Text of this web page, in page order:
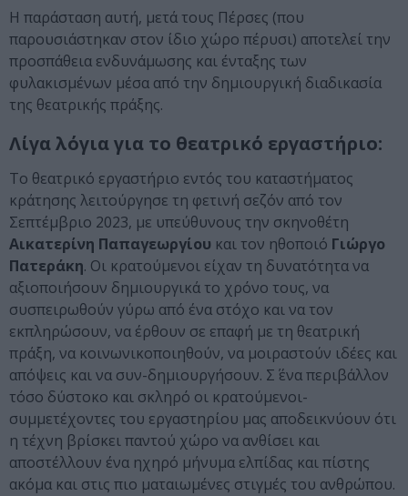
Η παράσταση αυτή, μετά τους Πέρσες (που
παρουσιάστηκαν στον ίδιο χώρο πέρυσι) αποτελεί την
προσπάθεια ενδυνάμωσης και ένταξης των
φυλακισμένων μέσα από την δημιουργική διαδικασία
της θεατρικής πράξης.
Λίγα λόγια για το θεατρικό εργαστήριο:
Το θεατρικό εργαστήριο εντός του καταστήματος
κράτησης λειτούργησε τη φετινή σεζόν από τον
Σεπτέμβριο 2023, με υπεύθυνους την σκηνοθέτη
Αικατερίνη Παπαγεωργίου και τον ηθοποιό Γιώργο
Πατεράκη. Οι κρατούμενοι είχαν τη δυνατότητα να
αξιοποιήσουν δημιουργικά το χρόνο τους, να
συσπειρωθούν γύρω από ένα στόχο και να τον
εκπληρώσουν, να έρθουν σε επαφή με τη θεατρική
πράξη, να κοινωνικοποιηθούν, να μοιραστούν ιδέες και
απόψεις και να συν-δημιουργήσουν. Σ΄ ένα περιβάλλον
τόσο δύστοκο και σκληρό οι κρατούμενοι-
συμμετέχοντες του εργαστηρίου μας αποδεικνύουν ότι
η τέχνη βρίσκει παντού χώρο να ανθίσει και
αποστέλλουν ένα ηχηρό μήνυμα ελπίδας και πίστης
ακόμα και στις πιο ματαιωμένες στιγμές του ανθρώπου.